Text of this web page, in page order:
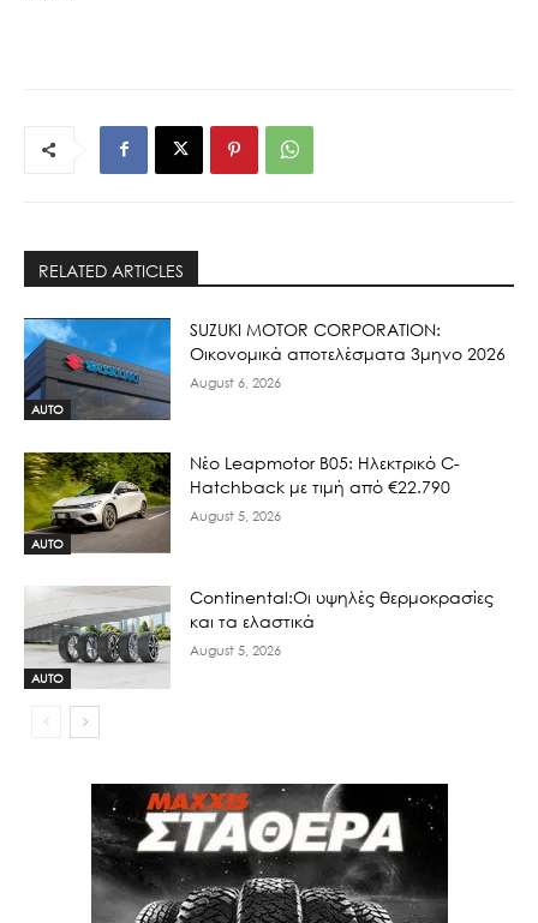
RELATED ARTICLES
AUTO
SUZUKI MOTOR CORPORATION:
Οικονομικά αποτελέσματα 3μηνο 2026
August 6, 2026
AUTO
Νέο Leapmotor B05: Ηλεκτρικό C-
Hatchback με τιμή από €22.790
August 5, 2026
AUTO
Continental:Οι υψηλές θερμοκρασίες
και τα ελαστικά
August 5, 2026